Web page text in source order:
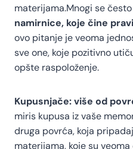
materijama.Mnogi se
namirnice, koje čine
ovo pitanje je veoma
sve one, koje pozitivno
opšte raspoloženje.
Kupusnjače: više od
miris kupusa iz vaše
druga povrća, koja
materijama, koje su